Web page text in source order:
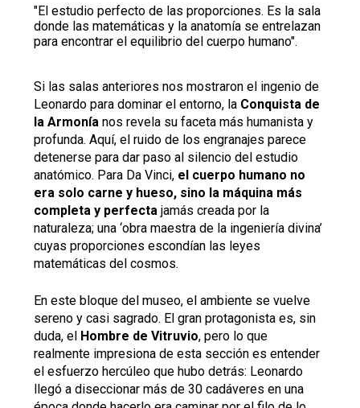
"El estudio perfecto de las proporciones. Es la sala
donde las matemáticas y la anatomía se entrelazan
para encontrar el equilibrio del cuerpo humano".
Si las salas anteriores nos mostraron el ingenio de
Leonardo para dominar el entorno, la Conquista de
la Armonía nos revela su faceta más humanista y
profunda. Aquí, el ruido de los engranajes parece
detenerse para dar paso al silencio del estudio
anatómico. Para Da Vinci, el cuerpo humano no
era solo carne y hueso, sino la máquina más
completa y perfecta jamás creada por la
naturaleza; una ‘obra maestra de la ingeniería divina’
cuyas proporciones escondían las leyes
matemáticas del cosmos.
En este bloque del museo, el ambiente se vuelve
sereno y casi sagrado. El gran protagonista es, sin
duda, el Hombre de Vitruvio, pero lo que
realmente impresiona de esta sección es entender
el esfuerzo hercúleo que hubo detrás: Leonardo
llegó a diseccionar más de 30 cadáveres en una